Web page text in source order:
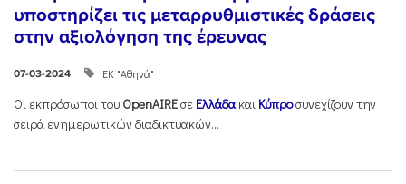
υποστηρίζει τις μεταρρυθμιστικές δράσεις
στην αξιολόγηση της έρευνας
07-03-2024 ΕΚ "Αθηνά"
Οι εκπρόσωποι του OpenAIREσε Ελλάδακαι Κύπροσυνεχίζουν την
σειρά ενημερωτικών διαδικτυακών...